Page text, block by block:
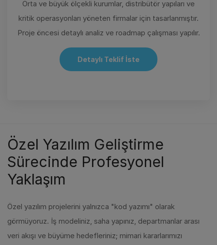
Orta ve büyük ölçekli kurumlar, distribütör yapıları ve
kritik operasyonları yöneten firmalar için tasarlanmıştır.
Proje öncesi detaylı analiz ve roadmap çalışması yapılır.
Detaylı Teklif İste
Özel Yazılım Geliştirme
Sürecinde Profesyonel
Yaklaşım
Özel yazılım projelerini yalnızca "kod yazımı" olarak
görmüyoruz. İş modeliniz, saha yapınız, departmanlar arası
veri akışı ve büyüme hedefleriniz; mimari kararlarımızı